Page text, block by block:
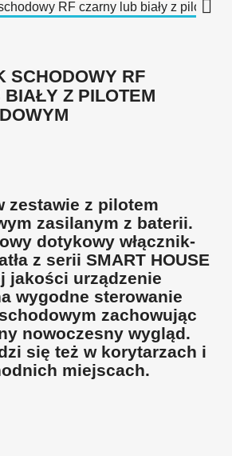

SCHODOWY RF
Z PILOTEM
zestawie z pilotem
zasilanym z baterii.
dotykowy włącznik-
z serii SMART HOUSE
jakości urządzenie
wygodne sterowanie
zachowując
nowoczesny wygląd.
się też w korytarzach i
miejscach.